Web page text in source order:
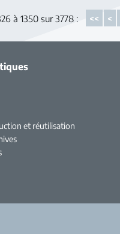
à 1350 sur 3778 : << <
et réutilisation